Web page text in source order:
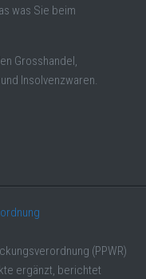
was Sie beim
Grosshandel,
Insolvenzwaren.
(PPWR)
ergänzt, berichtet